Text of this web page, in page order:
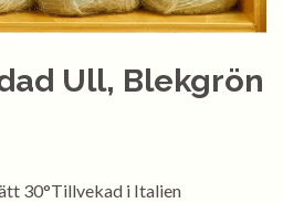
Ull, Blekgrön
30°Tillvekad i Italien